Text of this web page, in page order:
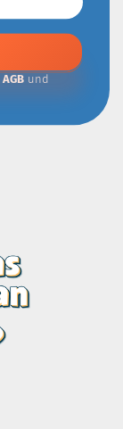
AGB und